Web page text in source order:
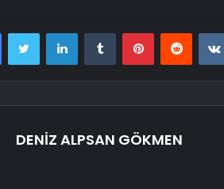
FacebookTwitter LinkedInTumblr PinterestReddit
DENİZ ALPSAN GÖKMEN